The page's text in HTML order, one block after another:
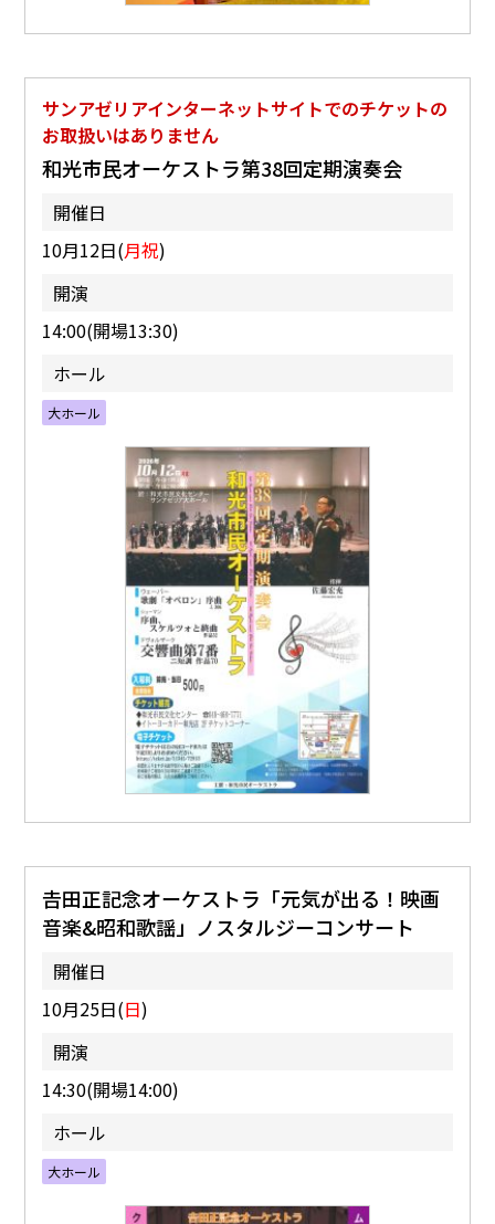
サンアゼリアインターネットサイトでのチケットの
お取扱いはありません
和光市民オーケストラ第38回定期演奏会
開催日
10月12日(月祝)
開演
14:00(開場13:30)
ホール
大ホール
𠮷田正記念オーケストラ「元気が出る！映画
音楽&昭和歌謡」ノスタルジーコンサート
開催日
10月25日(日)
開演
14:30(開場14:00)
ホール
大ホール